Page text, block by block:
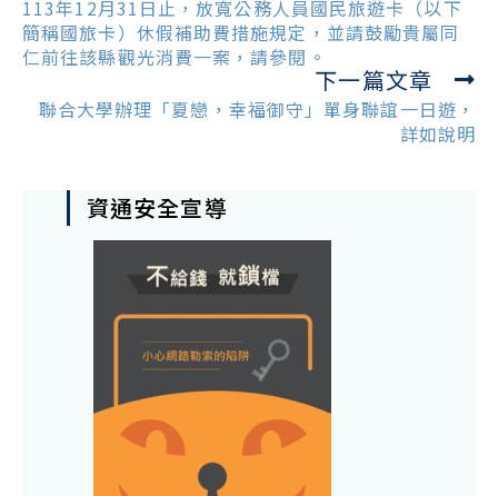
articles
113年12月31日止，放寬公務人員國民旅遊卡（以下
簡稱國旅卡）休假補助費措施規定，並請鼓勵貴屬同
仁前往該縣觀光消費一案，請參閱。
下一篇文章
聯合大學辦理「夏戀，幸福御守」單身聯誼一日遊，
詳如說明
資通安全宣導